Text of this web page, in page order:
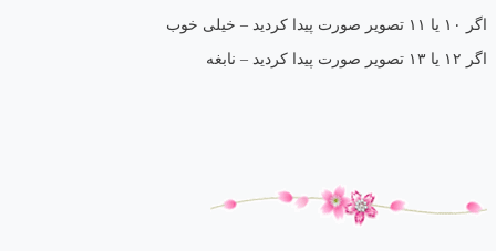
اگر ۱۰ یا ۱۱ تصویر صورت پیدا کردید – خیلی خوب
اگر ۱۲ یا ۱۳ تصویر صورت پیدا کردید – نابغه